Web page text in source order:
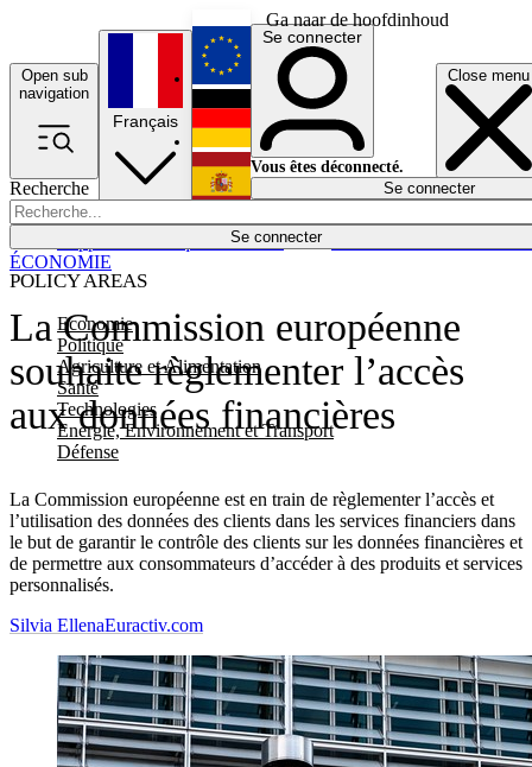
Ga naar de hoofdinhoud
Open sub
navigation
Close menu
Recherche
Se connecter
POLICY AREAS
Economie
Politique
Agriculture et Alimentation
Santé
Technologies
Energie, Environnement et Transport
Défense
Économie
Français
English
Deutsch
Español
Se connecter
Vous êtes déconnecté.
Se connecter
La Commission européenne
souhaite règlementer l’accès
aux données financières
La Commission européenne est en train de règlementer l’accès et
l’utilisation des données des clients dans les services financiers dans
le but de garantir le contrôle des clients sur les données financières et
de permettre aux consommateurs d’accéder à des produits et services
personnalisés.
ÉCONOMIE
Silvia EllenaEuractiv.com